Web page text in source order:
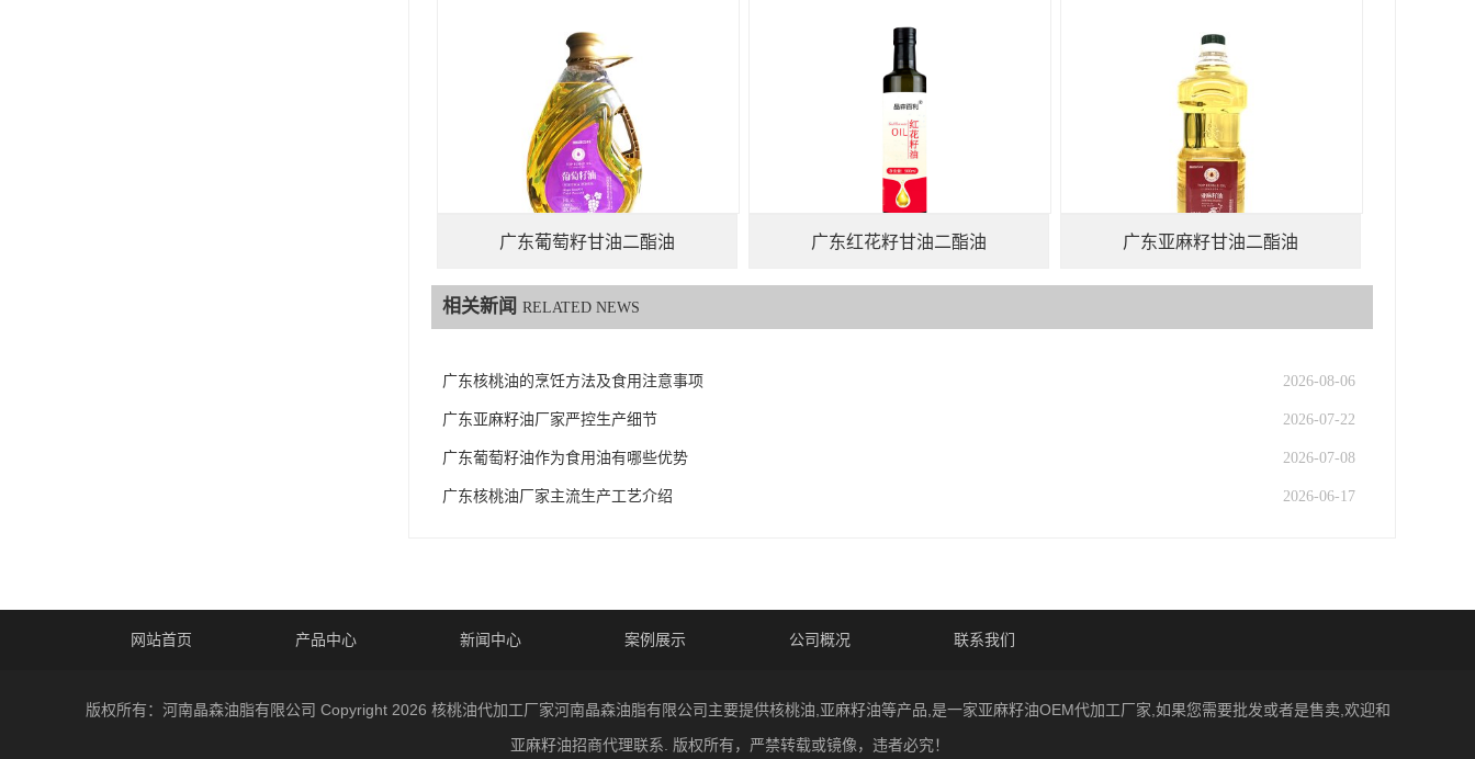
广东葡萄籽甘油二酯油 广东红花籽甘油二酯油 广东亚麻籽甘油二酯油
相关新闻 RELATED NEWS
广东核桃油的烹饪方法及食用注意事项 2026-08-06
广东亚麻籽油厂家严控生产细节 2026-07-22
广东葡萄籽油作为食用油有哪些优势 2026-07-08
广东核桃油厂家主流生产工艺介绍 2026-06-17
网站首页 产品中心 新闻中心 案例展示 公司概况 联系我们
版权所有：河南晶森油脂有限公司 Copyright 2026 核桃油代加工厂家河南晶森油脂有限公司主要提供核桃油,亚麻籽油等产品,是一家亚麻籽油OEM代加工厂家,如果您需要批发或者是售卖,欢迎和
亚麻籽油招商代理联系. 版权所有，严禁转载或镜像，违者必究！